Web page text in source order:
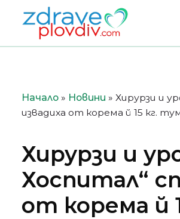
Преминете
към
съдържанието
Начало » Новини » Хирурзи и
извадиха от корема й 15 кг.
Хирурзи и
Хоспитал“
от корема й